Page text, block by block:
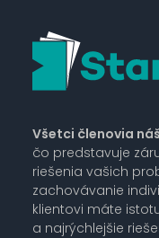
Všetci členovia
čo predstavuje
riešenia vašich
zachovávanie
klientovi máte
a najrýchlejšie